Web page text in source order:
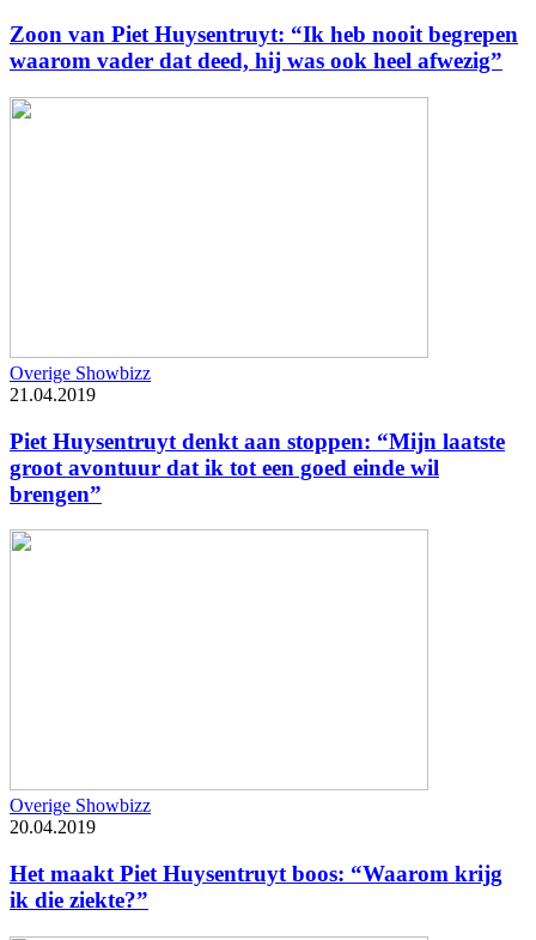
Zoon van Piet Huysentruyt: “Ik heb nooit begrepen
waarom vader dat deed, hij was ook heel afwezig”
Overige Showbizz
21.04.2019
Piet Huysentruyt denkt aan stoppen: “Mijn laatste
groot avontuur dat ik tot een goed einde wil
brengen”
Overige Showbizz
20.04.2019
Het maakt Piet Huysentruyt boos: “Waarom krijg
ik die ziekte?”